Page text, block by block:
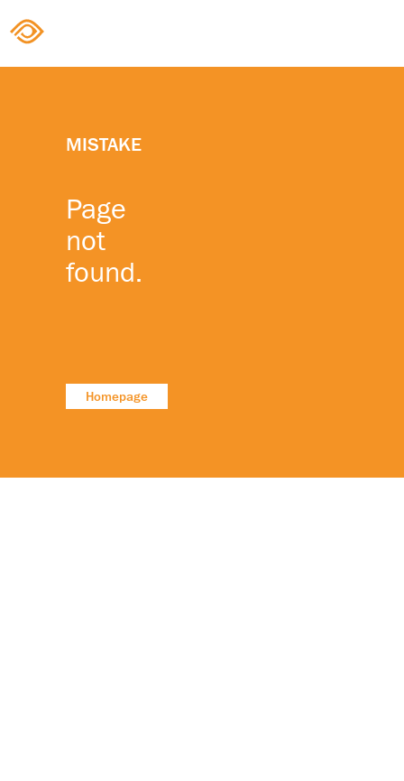
MISTAKE
Page
not
found.
Homepage